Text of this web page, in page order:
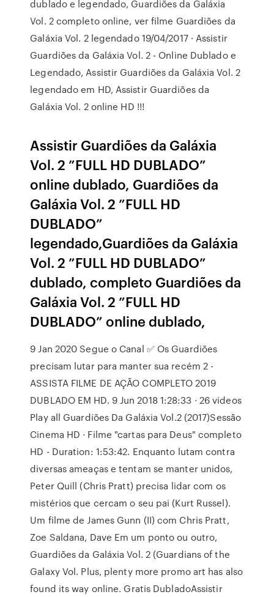
dublado e legendado, Guardiões da Galáxia
Vol. 2 completo online, ver filme Guardiões da
Galáxia Vol. 2 legendado 19/04/2017 · Assistir
Guardiões da Galáxia Vol. 2 - Online Dublado e
Legendado, Assistir Guardiões da Galáxia Vol. 2
legendado em HD, Assistir Guardiões da
Galáxia Vol. 2 online HD !!!
Assistir Guardiões da Galáxia
Vol. 2 ”FULL HD DUBLADO”
online dublado, Guardiões da
Galáxia Vol. 2 ”FULL HD
DUBLADO”
legendado,Guardiões da Galáxia
Vol. 2 ”FULL HD DUBLADO”
dublado, completo Guardiões da
Galáxia Vol. 2 ”FULL HD
DUBLADO” online dublado,
9 Jan 2020 Segue o Canal ✅ Os Guardiões
precisam lutar para manter sua recém 2 -
ASSISTA FILME DE AÇÃO COMPLETO 2019
DUBLADO EM HD. 9 Jun 2018 1:28:33 · 26 videos
Play all Guardiões Da Galáxia Vol.2 (2017)Sessão
Cinema HD · Filme "cartas para Deus" completo
HD - Duration: 1:53:42. Enquanto lutam contra
diversas ameaças e tentam se manter unidos,
Peter Quill (Chris Pratt) precisa lidar com os
mistérios que cercam o seu pai (Kurt Russel).
Um filme de James Gunn (II) com Chris Pratt,
Zoe Saldana, Dave Em um ponto ou outro,
Guardiões da Galáxia Vol. 2 (Guardians of the
Galaxy Vol. Plus, plenty more promo art has also
found its way online. Gratis DubladoAssistir